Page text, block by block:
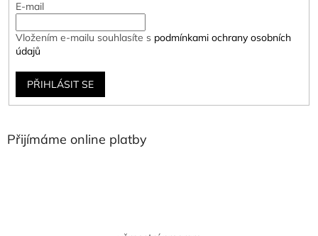
E-mail
Vložením e-mailu souhlasíte s podmínkami ochrany osobních
údajů
PŘIHLÁSIT SE
Přijímáme online platby